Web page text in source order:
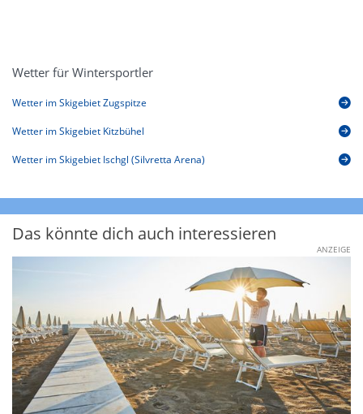
Wetter für Wintersportler
Wetter im Skigebiet Zugspitze
Wetter im Skigebiet Kitzbühel
Wetter im Skigebiet Ischgl (Silvretta Arena)
Das könnte dich auch interessieren
ANZEIGE